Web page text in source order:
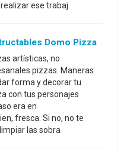
ese trabaj
Domo Pizza
artísticas, no
pizzas. Maneras
forma y decorar tu
con tus personajes
era en
fresca. Si no, no te
las sobra